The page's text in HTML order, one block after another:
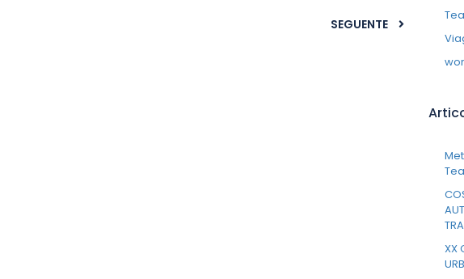
SEGUENTE
XX